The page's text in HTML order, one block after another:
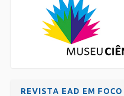
REVISTA EAD EM FOCO